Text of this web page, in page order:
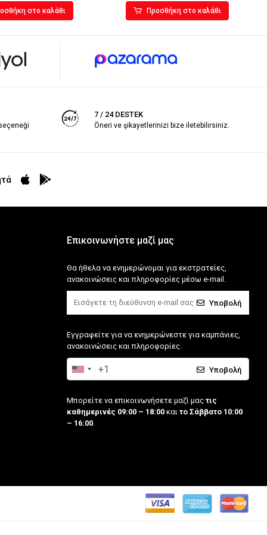
στο καλάθι Προσθήκη στο καλάθι
7 / 24 DESTEK
Öneri ve şikayetlerinizi bize iletebilirsiniz.
Επικοινωνήστε μαζί μας
Θα ήθελα να ενημερώνομαι για εκστρατείες,
ανακοινώσεις και πληροφορίες μέσω e-mail.
Υποβολή
Εγγραφείτε για να ενημερώνεστε για καμπάνιες,
ανακοινώσεις και πληροφορίες.
Υποβολή
Μπορείτε να επικοινωνήσετε μαζί μαςτις
καθημερινές 09:00 – 18:00καιτο Σάββατο 10:00
– 16:00.